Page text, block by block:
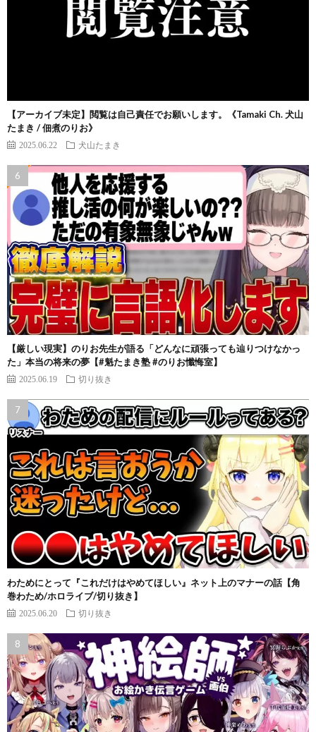
【アーカイブ未定】閲覧は自己責任でお願いします。《Tamaki Ch. 犬山
たまき / 佃煮のりお》
2025.06.22 犬山たまき
【厳しい現実】のりお先生が語る「どんなに頑張っても辿りつけなかっ
た」本当の将来の夢【#魁たまき塾 #のりお懺悔室】
2025.06.19 切り抜き
わためにとって『これだけはやめてほしい』ネット上のマナーの話【角
巻わため/ホロライブ/切り抜き】
2025.06.20 切り抜き